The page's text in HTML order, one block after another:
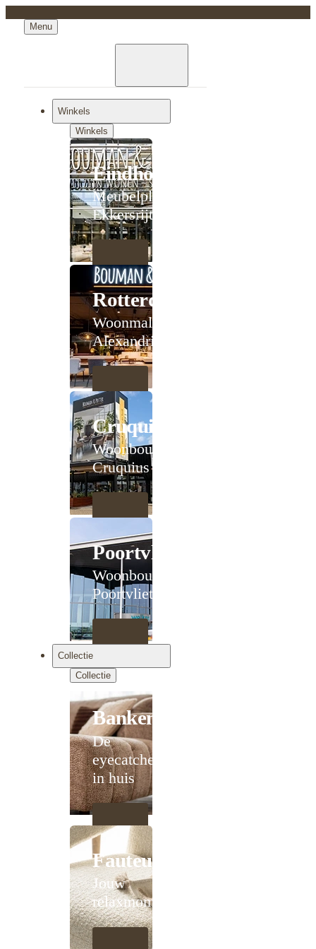
Menu
Winkels
Winkels
Eindhoven
Meubelplein
Ekkersrijt
Rotterdam
Woonmall
Alexandrium
Cruquius
Woonboulevard
Cruquius
Poortvliet
Woonboulevard
Poortvliet XXL
Collectie
Collectie
Banken
De
eyecatcher
in huis
Fauteuils
Jouw
relaxmoment